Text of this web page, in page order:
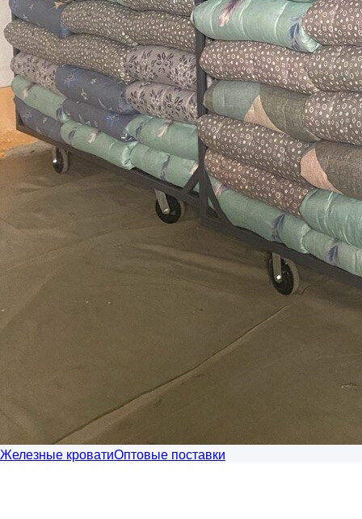
Железные кроватиОптовые поставки